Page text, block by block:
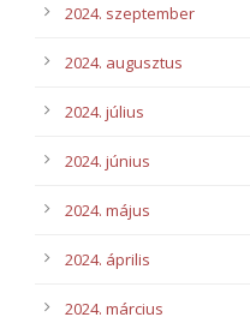
2024. szeptember
2024. augusztus
2024. július
2024. június
2024. május
2024. április
2024. március